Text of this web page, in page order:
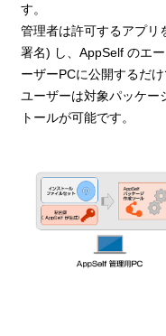
す。
管理者は許可するアプリ
署名) し、AppSelf のエ
ーザーPCに公開するだけ
ユーザーは対象パッケー
トールが可能です。